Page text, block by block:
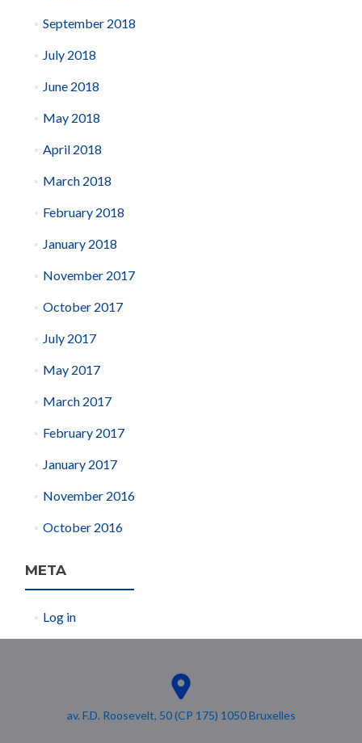
September 2018
July 2018
June 2018
May 2018
April 2018
March 2018
February 2018
January 2018
November 2017
October 2017
July 2017
May 2017
March 2017
February 2017
January 2017
November 2016
October 2016
META
Log in
av. F.D. Roosevelt, 50 (CP 175) 1050 Bruxelles